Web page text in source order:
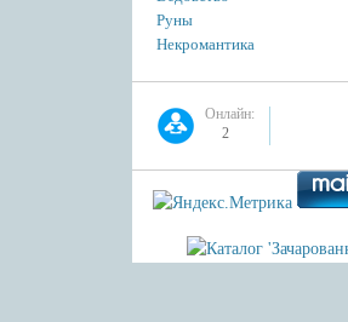
Руны
Некромантика
Онлайн:
2